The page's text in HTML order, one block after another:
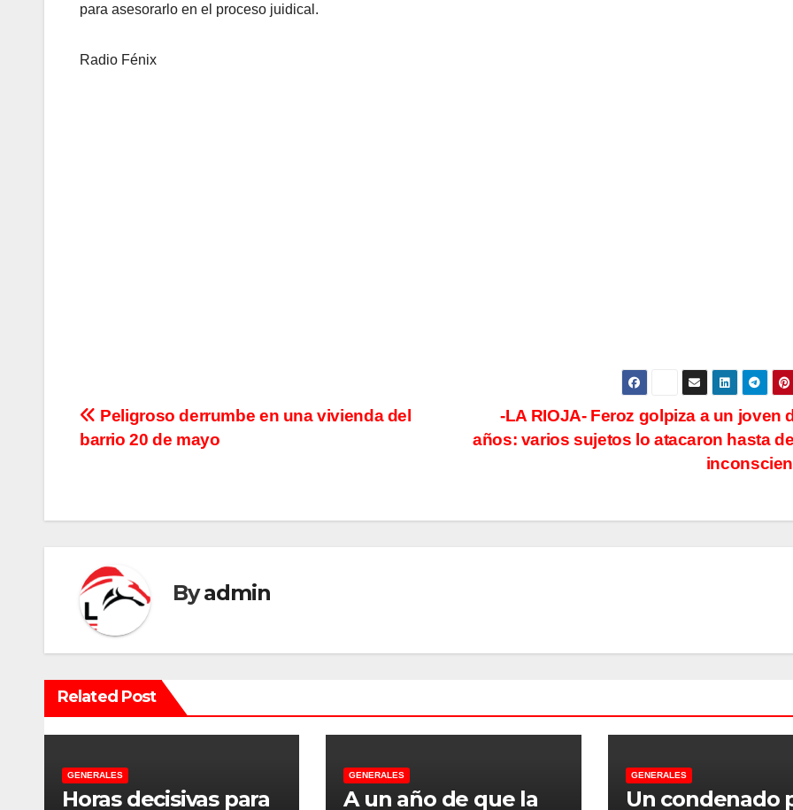
para asesorarlo en el proceso juidical.
Radio Fénix
N
e
g
a
c
i
ó
d
-LA RIOJA- Feroz golpiza a un joven
años: varios sujetos lo atacaron hasta
Peligroso derrumbe en una vivienda del
barrio 20 de mayo
Byadmin
Related Post
GENERALES
Horas decisivas para
GENERALES
A un año de que la
GENERALES
Un condenado